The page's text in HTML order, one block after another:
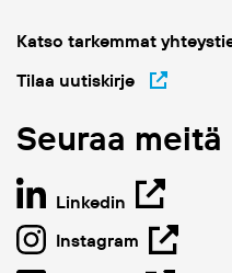
Katso tarkemmat
Tilaa uutiskirje
Seuraa meitä
Linkedin
Instagram